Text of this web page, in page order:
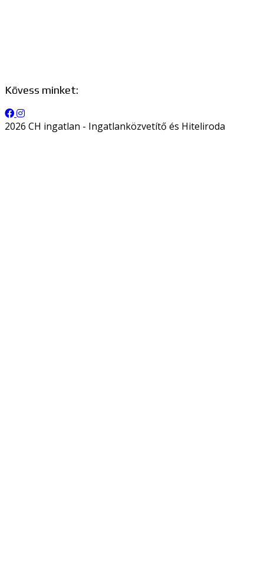
Kövess minket:
2026 CH ingatlan - Ingatlanközvetítő és Hiteliroda